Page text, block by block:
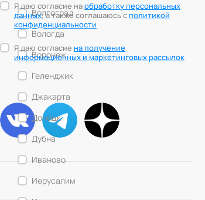
Волгоград
Вологда
Воронеж
Геленджик
Джакарта
Донецк
Дубна
Иваново
Иерусалим
Я даю согласие наобработку персональных
данных, а также соглашаюсь сполитикой
конфиденциальности
Я даю согласие на получение
информационных и маркетинговых рассылок